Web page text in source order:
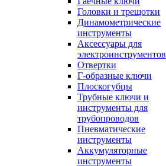
Головки и трещотки
Динамометрические
инструменты
Аксессуары для
электроинструментов
Отвертки
Г-образные ключи
Плоскогубцы
Трубные ключи и
инструменты для
трубопроводов
Пневматические
инструменты
Аккумуляторные
инструменты